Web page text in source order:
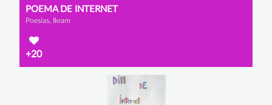
POEMA DE INTERNET
Poesías, Ikram
+20